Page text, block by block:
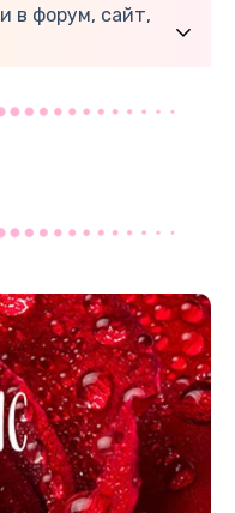
в форум, сайт,